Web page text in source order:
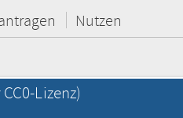
Nutzen
Lizenz)